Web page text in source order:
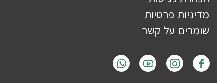
מדיניות פרטיות
שומרים על קשר